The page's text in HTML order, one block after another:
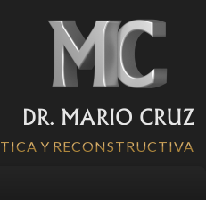
Y RECONSTRUCTIVA